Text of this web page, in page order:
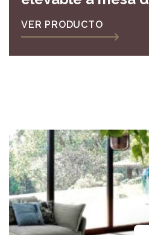
VER PRODUCTO